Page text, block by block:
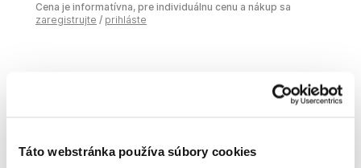
Táto webstránka používa súbory cookies
Cena je informatívna, pre individuálnu cenu a nákup sa
zaregistrujte / prihláste